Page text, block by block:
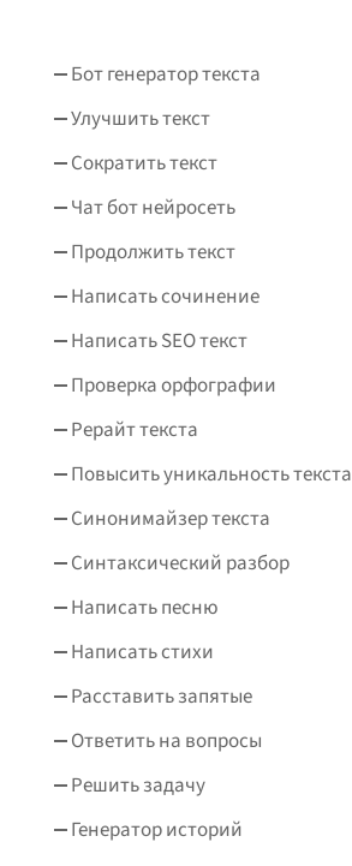
Бот генератор текста
Улучшить текст
Сократить текст
Чат бот нейросеть
Продолжить текст
Написать сочинение
Написать SEO текст
Проверка орфографии
Рерайт текста
Повысить уникальность текста
Синонимайзер текста
Синтаксический разбор
Написать песню
Написать стихи
Расставить запятые
Ответить на вопросы
Решить задачу
Генератор историй